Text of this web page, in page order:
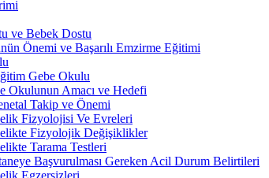
ve Bebek Dostu
Önemi ve Başarılı Emzirme Eğitimi
Gebe Okulu
Okulunun Amacı ve Hedefi
Takip ve Önemi
Fizyolojisi Ve Evreleri
Fizyolojik Değişiklikler
Tarama Testleri
Başvurulması Gereken Acil Durum Belirtileri
Egzersizleri